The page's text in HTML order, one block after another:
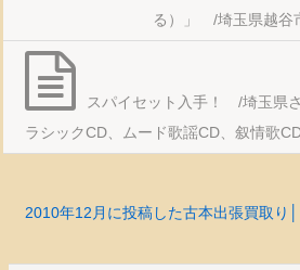
る）」 /埼玉県越谷
スパイセット入手！ /埼玉県
ラシックCD、ムード歌謡CD、叙情歌
2010年12月に投稿した古本出張買取り